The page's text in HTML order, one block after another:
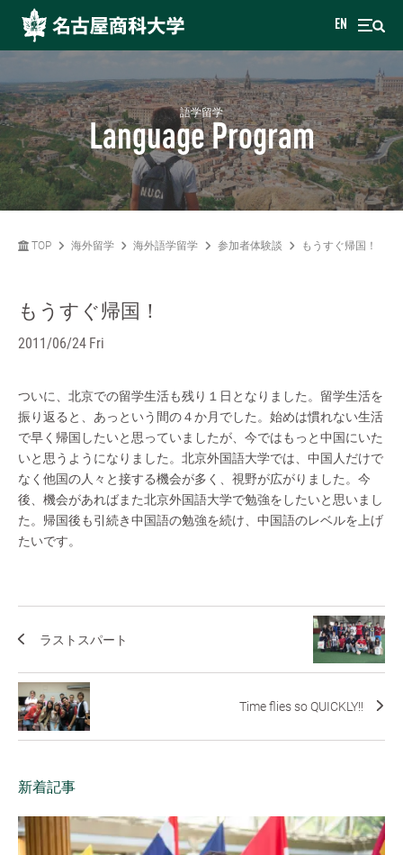
EN
語学留学
Language Program
TOP 海外留学 海外語学留学 参加者体験談 もうすぐ帰国！
もうすぐ帰国！
2011/06/24 Fri
ついに、北京での留学生活も残り１日となりました。留学生活を
振り返ると、あっという間の４か月でした。始めは慣れない生活
で早く帰国したいと思っていましたが、今ではもっと中国にいた
いと思うようになりました。北京外国語大学では、中国人だけで
なく他国の人々と接する機会が多く、視野が広がりました。今
後、機会があればまた北京外国語大学で勉強をしたいと思いまし
た。帰国後も引続き中国語の勉強を続け、中国語のレベルを上げ
たいです。
ラストスパート
Time flies so QUICKLY!!
新着記事